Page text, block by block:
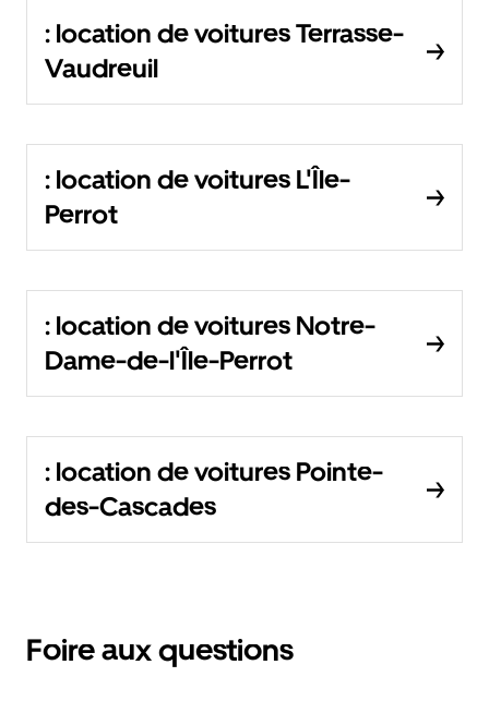
: location de voitures Terrasse-
Vaudreuil
: location de voitures L'Île-
Perrot
: location de voitures Notre-
Dame-de-l'Île-Perrot
: location de voitures Pointe-
des-Cascades
Foire aux questions